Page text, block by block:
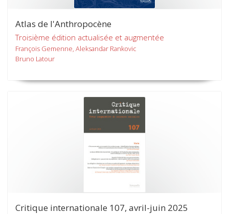
Atlas de l'Anthropocène
Troisième édition actualisée et augmentée
François Gemenne, Aleksandar Rankovic
Bruno Latour
Critique internationale 107, avril-juin 2025